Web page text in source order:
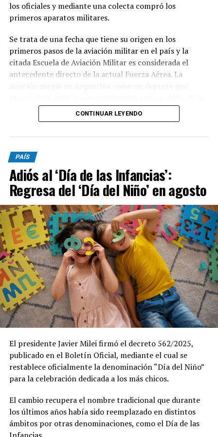
los oficiales y mediante una colecta compró los
primeros aparatos militares.
Se trata de una fecha que tiene su origen en los
primeros pasos de la aviación militar en el país y la
citada Escuela de Aviación Militar es considerada el
antecedente directo de la actual Fuerza Aérea. La
Plata o la Cordillera de los Andes en globo o en avión.
el decreto que creó la Escuela de Aviación Militar en El
Palomar, provincia de Buenos Aires y que fue el primer
organismo estatal destinado a la enseñanza del vuelo
militar y la primera unidad aérea militar del país.
En 1954 se estableció esta fecha como “Día de la Fuerza
Aérea Argentina”, reconociéndose a la citada escuela
como la primera unidad aérea militar de nuestro país,
mientras que la historia de la Fuerza Aérea quedó
atravesada por distintos episodios de la historia
argentina, entre ellos la Guerra de Malvinas de 1982, en
la que sus pilotos participaron en operaciones contra
las fuerzas británicas.
Durante la celebración se llevó a cabo el Pasaje aéreo de
los F-16 que hará el siguiente recorrido: Obelisco
estadio Monumental de River.
La Fuerza Aérea había señalado en un flyer que difundió
a través de su cuenta oficial de Instagram: “Si te gustan
del celular y todas las ganas de escuchar…Rugir los
motores”.
CONTINUAR LEYENDO
PAÍS
Adiós al ‘Día de las Infancias’:
Regresa del ‘Día del Niño’ en agosto
El presidente Javier Milei firmó el decreto 562/2025,
publicado en el Boletín Oficial, mediante el cual se
restablece oficialmente la denominación “Día del Niño”
para la celebración dedicada a los más chicos.
El cambio recupera el nombre tradicional que durante
los últimos años había sido reemplazado en distintos
ámbitos por otras denominaciones, como el Día de las
Infancias.